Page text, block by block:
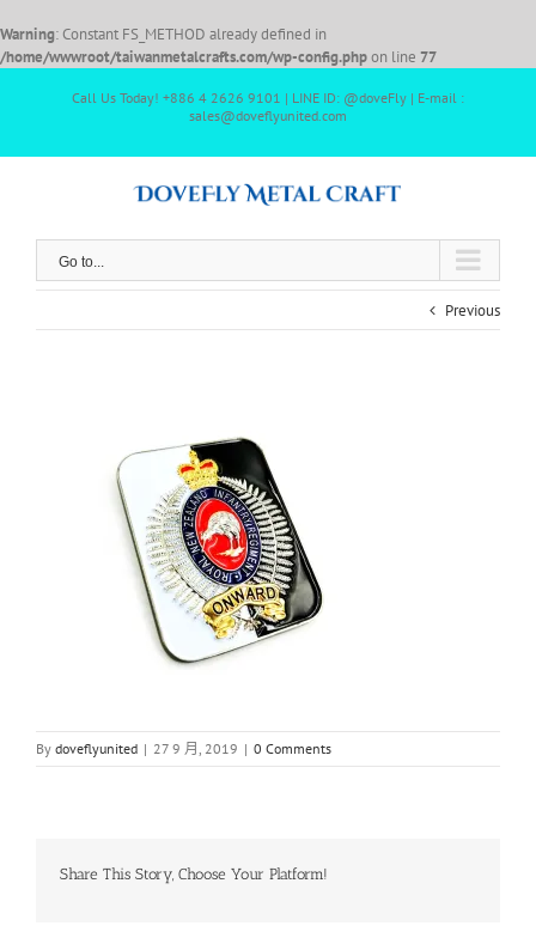
Warning: Constant FS_METHOD already defined in
/home/wwwroot/taiwanmetalcrafts.com/wp-config.phpon line 77
Call Us Today! +886 4 2626 9101 | LINE ID: @doveFly | E-mail :
sales@doveflyunited.com
Go to...
Previous
By doveflyunited | 27 9 月, 2019 | 0 Comments
Share This Story, Choose Your Platform!